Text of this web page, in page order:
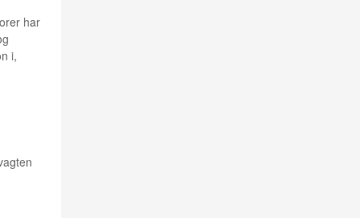
har
i,